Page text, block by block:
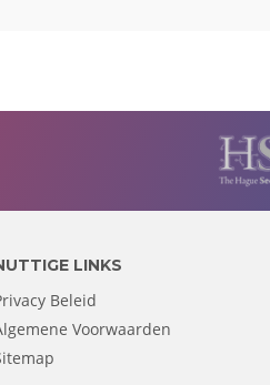
LINKS
Beleid
Voorwaarden